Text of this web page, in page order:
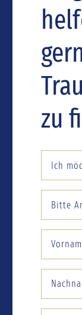
zu
Ich
Bitte